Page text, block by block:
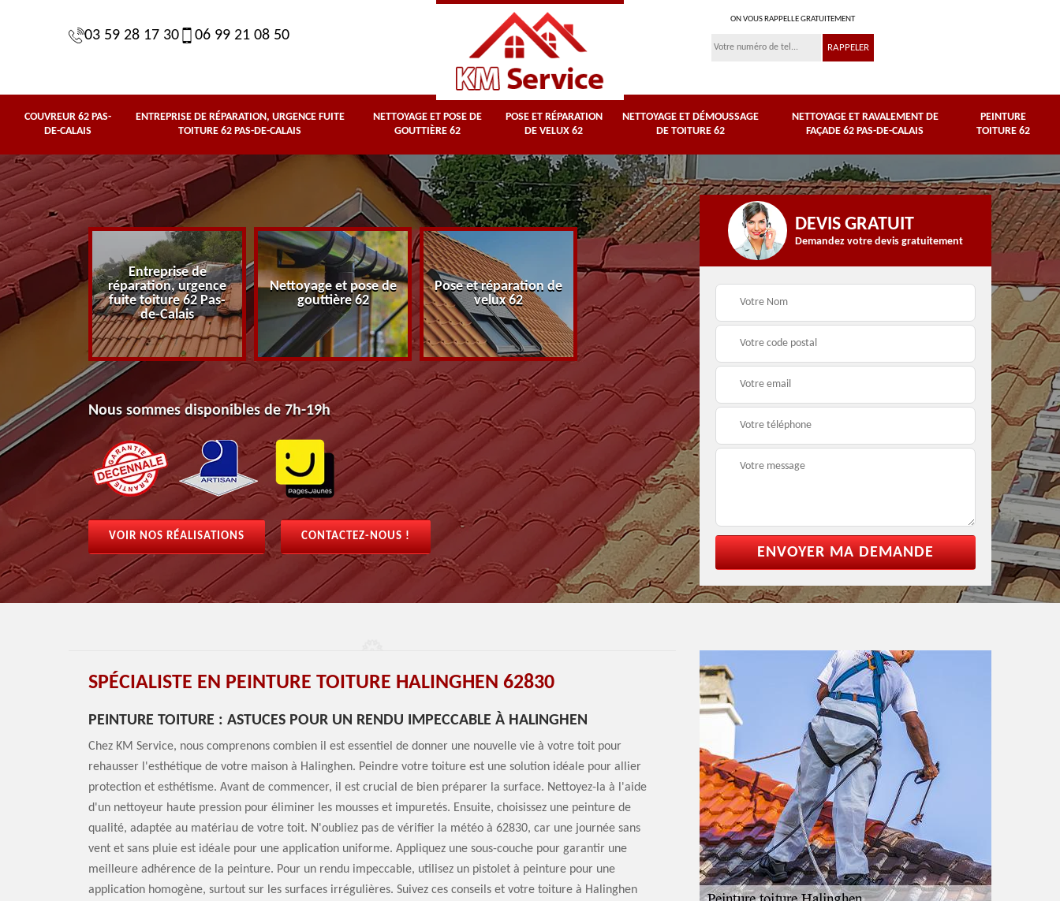
03 59 28 17 30 06 99 21 08 50
ON VOUS RAPPELLE GRATUITEMENT
COUVREUR 62 PAS-
DE-CALAIS
ENTREPRISE DE RÉPARATION, URGENCE FUITE
TOITURE 62 PAS-DE-CALAIS
NETTOYAGE ET POSE DE
GOUTTIÈRE 62
POSE ET RÉPARATION
DE VELUX 62
NETTOYAGE ET DÉMOUSSAGE
DE TOITURE 62
NETTOYAGE ET RAVALEMENT DE
FAÇADE 62 PAS-DE-CALAIS
PEINTURE
TOITURE 62
Pas-de-
Entreprise de
réparation, urgence
fuite toiture 62 Pas-
de-Calais
Nettoyage et pose de
gouttière 62
Pose et réparation de
velux 62
Nettoyage et
démoussage de
toiture 62
62 Pas-de-Calais
Peinture toiture 62
Nous sommes disponibles de 7h-19h
VOIR NOS RÉALISATIONS CONTACTEZ-NOUS !
DEVIS GRATUIT
Demandez votre devis gratuitement
SPÉCIALISTE EN PEINTURE TOITURE HALINGHEN 62830
PEINTURE TOITURE : ASTUCES POUR UN RENDU IMPECCABLE À HALINGHEN
Chez KM Service, nous comprenons combien il est essentiel de donner une nouvelle vie à votre toit pour
rehausser l'esthétique de votre maison à Halinghen. Peindre votre toiture est une solution idéale pour allier
protection et esthétisme. Avant de commencer, il est crucial de bien préparer la surface. Nettoyez-la à l'aide
d'un nettoyeur haute pression pour éliminer les mousses et impuretés. Ensuite, choisissez une peinture de
qualité, adaptée au matériau de votre toit. N'oubliez pas de vérifier la météo à 62830, car une journée sans
vent et sans pluie est idéale pour une application uniforme. Appliquez une sous-couche pour garantir une
meilleure adhérence de la peinture. Pour un rendu impeccable, utilisez un pistolet à peinture pour une
application homogène, surtout sur les surfaces irrégulières. Suivez ces conseils et votre toiture à Halinghen